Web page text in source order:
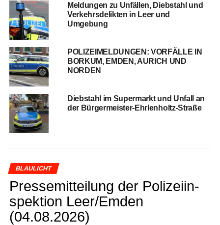
Mel­dun­gen zu Unfäl­len, Dieb­stahl und
Ver­kehrs­de­lik­ten in Leer und
Umgebung
POLIZEIMELDUNGEN: VORFÄLLE IN
BORKUM, EMDEN, AURICH UND
NORDEN
Dieb­stahl im Super­markt und Unfall an
der Bürgermeister-Ehrlenholtz-Straße
BLAULICHT
Pres­se­mit­tei­lung der Poli­zei­in­
spek­ti­on Leer/Emden
(04.08.2026)